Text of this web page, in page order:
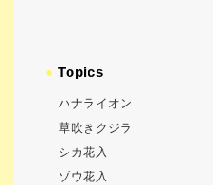
●Topics
ハナライオン
草吹きクジラ
シカ花入
ゾウ花入